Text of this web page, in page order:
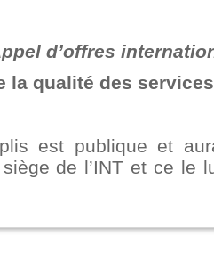
d’offres
la qualité des
plis est publique et
de l’INT et ce le